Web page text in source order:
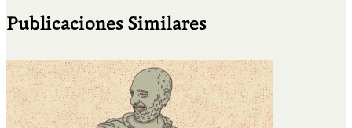
Publicaciones Similares